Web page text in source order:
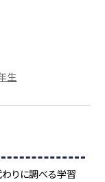
生
わりに調べる学習